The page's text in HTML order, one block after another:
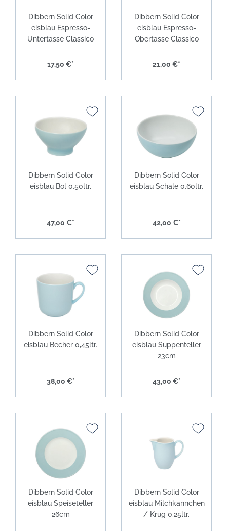
Dibbern Solid Color
eisblau Espresso-
Untertasse Classico
17,50 €*
Dibbern Solid Color
eisblau Espresso-
Obertasse Classico
21,00 €*
Dibbern Solid Color
eisblau Bol 0,50ltr.
47,00 €*
Dibbern Solid Color
eisblau Schale 0,60ltr.
42,00 €*
Dibbern Solid Color
eisblau Becher 0,45ltr.
38,00 €*
Dibbern Solid Color
eisblau Suppenteller
23cm
43,00 €*
Dibbern Solid Color
eisblau Speiseteller
26cm
Dibbern Solid Color
eisblau Milchkännchen
/ Krug 0,25ltr.